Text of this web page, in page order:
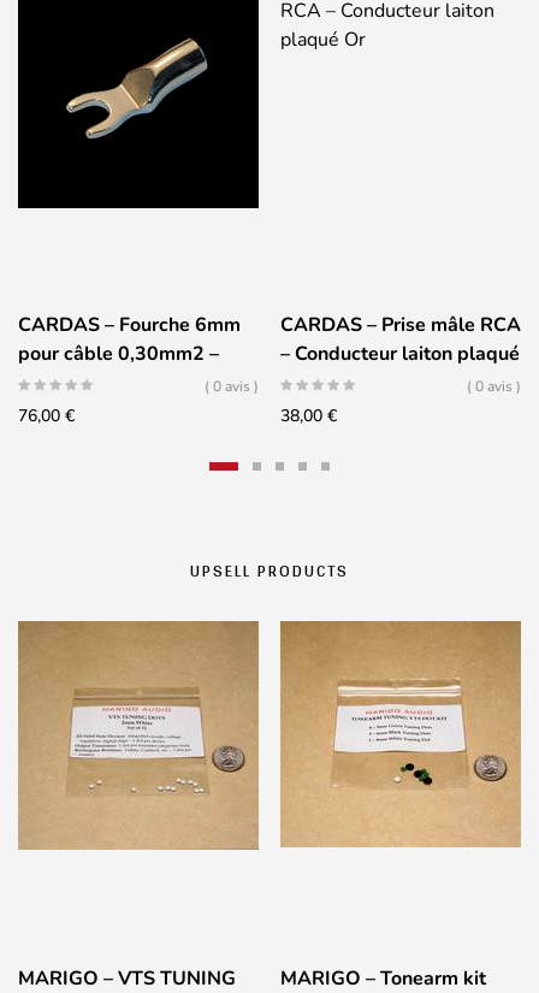
CARDAS – Fourche 6mm
pour câble 0,30mm2 –
Cuivre plaqué Argent /
Rhodium
( 0 avis )
76,00 €
CARDAS – Prise mâle RCA
– Conducteur laiton plaqué
Or
( 0 avis )
38,00 €
UPSELL PRODUCTS
MARIGO – VTS TUNING
MARIGO – Tonearm kit